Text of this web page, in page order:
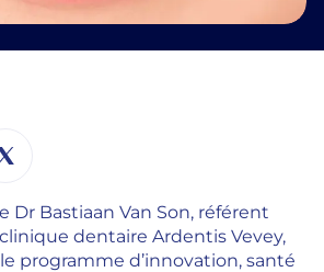
Dr Bastiaan Van Son, référent
dentaire Ardentis Vevey,
programme d’innovation, santé